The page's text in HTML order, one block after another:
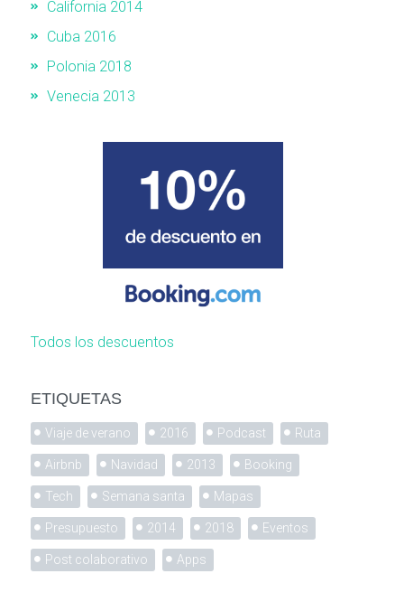
California 2014
Cuba 2016
Polonia 2018
Venecia 2013
Todos los descuentos
ETIQUETAS
Viaje de verano 2016 Podcast Ruta
Airbnb Navidad 2013 Booking
Tech Semana santa Mapas
Presupuesto 2014 2018 Eventos
Post colaborativo Apps